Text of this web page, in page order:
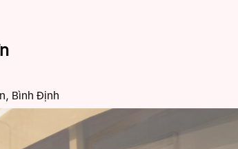
Bình Định